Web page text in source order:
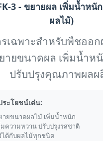
3 - ขยายผล เพิ่มน้ำหนั
ผลไม้)
เฉพาะสำหรับพืชออก
ายขนาดผล เพิ่มน้ำห
ปรับปรุงคุณภาพผลผ
ระโยชน์เด่น:
ายขนาดผลไม้ เพิ่มน้ำหนัก
มความหวาน ปรับปรุงรสชาติ
ได้กับผลไม้ทุกชนิด